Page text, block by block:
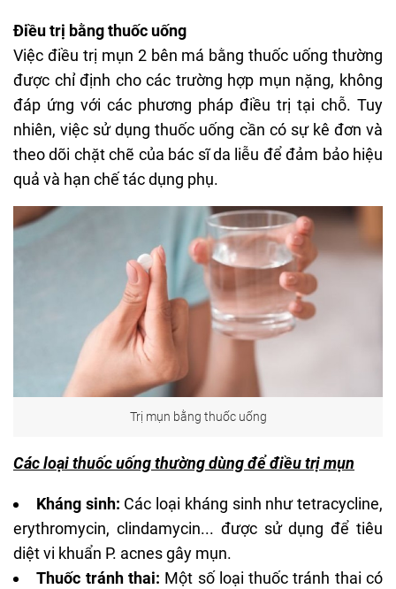
Điều trị bằng thuốc uống
Việc điều trị mụn 2 bên má bằng thuốc uống thường
được chỉ định cho các trường hợp mụn nặng, không
đáp ứng với các phương pháp điều trị tại chỗ. Tuy
nhiên, việc sử dụng thuốc uống cần có sự kê đơn và
theo dõi chặt chẽ của bác sĩ da liễu để đảm bảo hiệu
quả và hạn chế tác dụng phụ.
Trị mụn bằng thuốc uống
Các loại thuốc uống thường dùng để điều trị mụn
Kháng sinh: Các loại kháng sinh như tetracycline,
erythromycin, clindamycin... được sử dụng để tiêu
diệt vi khuẩn P. acnes gây mụn.
Thuốc tránh thai: Một số loại thuốc tránh thai có